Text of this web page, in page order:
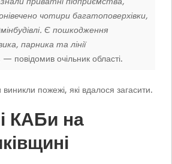
чотири багатоповерхівки,
Є пошкодження
парника та лінії
— повідомив очільник області.
виникли пожежі, які вдалося загасити.
КАБи на